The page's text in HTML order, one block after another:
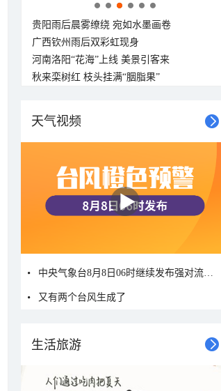
贵阳雨后晨雾缭绕 宛如水墨画卷
广西钦州雨后双彩虹现身
河南洛阳“花海”上线 美景引客来
秋来栾树红 枝头挂满“胭脂果”
天气视频
中央气象台8月8日06时继续发布强对流天气蓝色预警
又有两个台风生成了
生活旅游